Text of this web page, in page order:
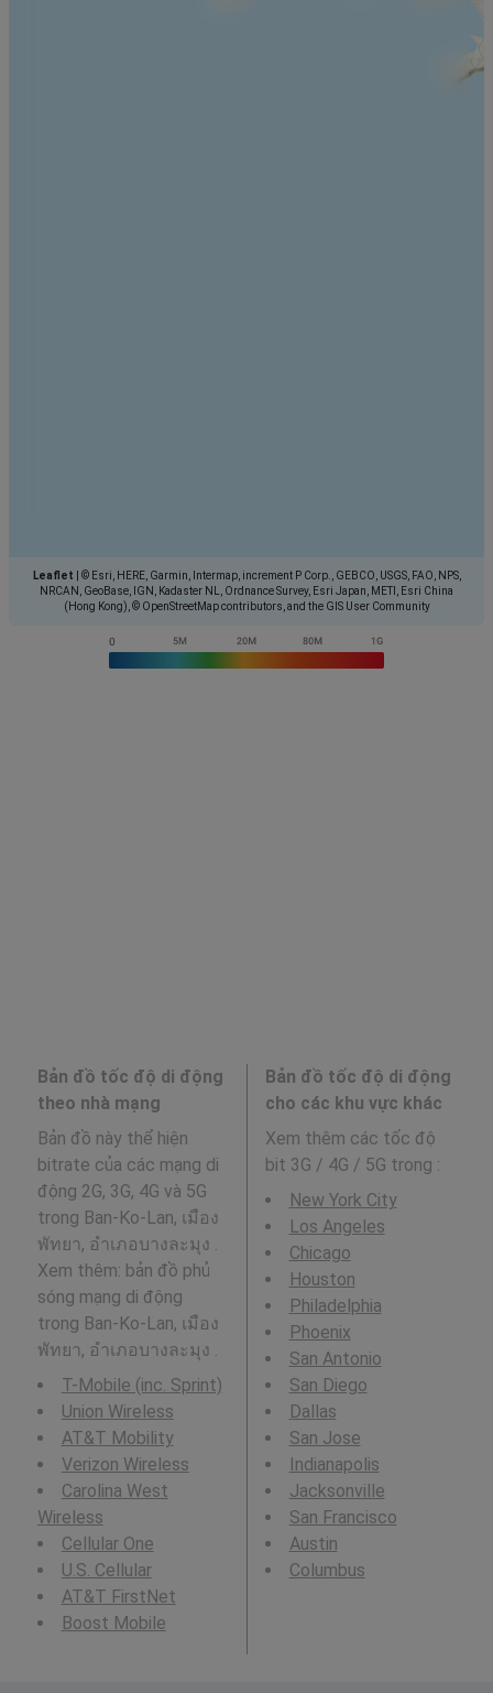
Leaflet
© Esri, HERE, Garmin, Intermap, increment P Corp., GEBCO, USGS, FAO, NPS,
NRCAN, GeoBase, IGN, Kadaster NL, Ordnance Survey, Esri Japan, METI, Esri China
(Hong Kong), © OpenStreetMap contributors, and the GIS User Community
Bản đồ tốc độ di động
theo nhà mạng
Bản đồ này thể hiện
bitrate của các mạng di
động 2G, 3G, 4G và 5G
trong Ban-Ko-Lan, เมือง
พัทยา, อำเภอบางละมุง .
Xem thêm: bản đồ phủ
sóng mạng di động
trong Ban-Ko-Lan, เมือง
พัทยา, อำเภอบางละมุง .
T-Mobile (inc. Sprint)
Union Wireless
AT&T Mobility
Verizon Wireless
Carolina West
Wireless
Cellular One
U.S. Cellular
AT&T FirstNet
Boost Mobile
Bản đồ tốc độ di động
cho các khu vực khác
Xem thêm các tốc độ
bit 3G / 4G / 5G trong :
New York City
Los Angeles
Chicago
Houston
Philadelphia
Phoenix
San Antonio
San Diego
Dallas
San Jose
Indianapolis
Jacksonville
San Francisco
Austin
Columbus